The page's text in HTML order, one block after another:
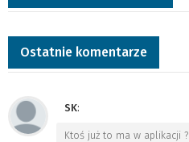
Ostatnie komentarze
SK:
Ktoś już to ma w aplikacji ?